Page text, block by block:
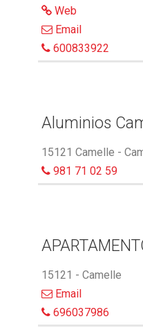
Web
Email
600833922
Aluminios
15121 Camelle -
981 71 02 59
15121 - Camelle
Email
696037986